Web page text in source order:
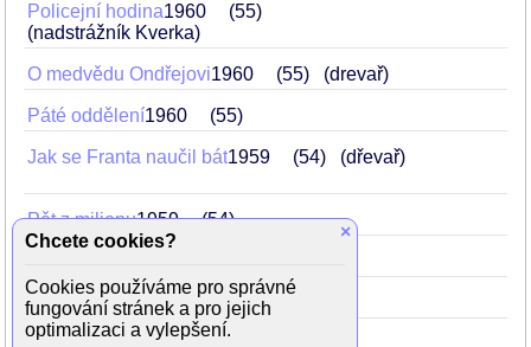
Policejní hodina1960
55
(nadstrážník Kverka)
O medvědu Ondřejovi1960 55 (drevař)
Páté oddělení1960 55
Jak se Franta naučil bát1959 54 (dřevař)
Pět z milionu1959 54
Kasaři1958 53 (Háša)
×
Chcete cookies?
Cookies používáme pro správné
fungování stránek a pro jejich
optimalizaci a vylepšení.